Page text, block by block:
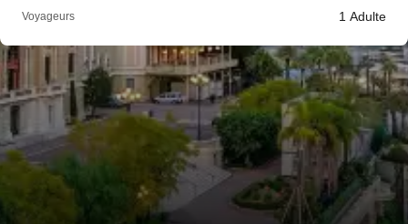
Voyageurs 1 Adulte